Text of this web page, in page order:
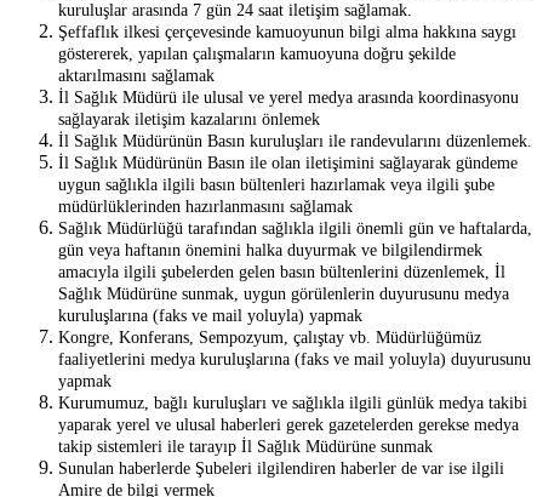
kuruluşlar arasında 7 gün 24 saat iletişim sağlamak.
Şeffaflık ilkesi çerçevesinde kamuoyunun bilgi alma hakkına saygı
göstererek, yapılan çalışmaların kamuoyuna doğru şekilde
aktarılmasını sağlamak
İl Sağlık Müdürü ile ulusal ve yerel medya arasında koordinasyonu
sağlayarak iletişim kazalarını önlemek
İl Sağlık Müdürünün Basın kuruluşları ile randevularını düzenlemek.
İl Sağlık Müdürünün Basın ile olan iletişimini sağlayarak gündeme
uygun sağlıkla ilgili basın bültenleri hazırlamak veya ilgili şube
müdürlüklerinden hazırlanmasını sağlamak
Sağlık Müdürlüğü tarafından sağlıkla ilgili önemli gün ve haftalarda,
gün veya haftanın önemini halka duyurmak ve bilgilendirmek
amacıyla ilgili şubelerden gelen basın bültenlerini düzenlemek, İl
Sağlık Müdürüne sunmak, uygun görülenlerin duyurusunu medya
kuruluşlarına (faks ve mail yoluyla) yapmak
Kongre, Konferans, Sempozyum, çalıştay vb. Müdürlüğümüz
faaliyetlerini medya kuruluşlarına (faks ve mail yoluyla) duyurusunu
yapmak
Kurumumuz, bağlı kuruluşları ve sağlıkla ilgili günlük medya takibi
yaparak yerel ve ulusal haberleri gerek gazetelerden gerekse medya
takip sistemleri ile tarayıp İl Sağlık Müdürüne sunmak
Sunulan haberlerde Şubeleri ilgilendiren haberler de var ise ilgili
Amire de bilgi vermek